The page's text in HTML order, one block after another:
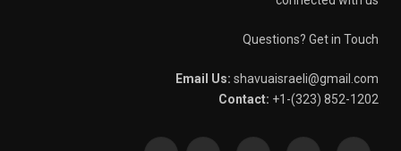
Questions? Get in Touch
Email Us: shavuaisraeli@gmail.com
Contact: +1-(323) 852-1202